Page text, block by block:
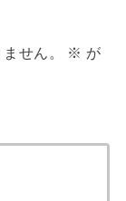
せん。 ※ が